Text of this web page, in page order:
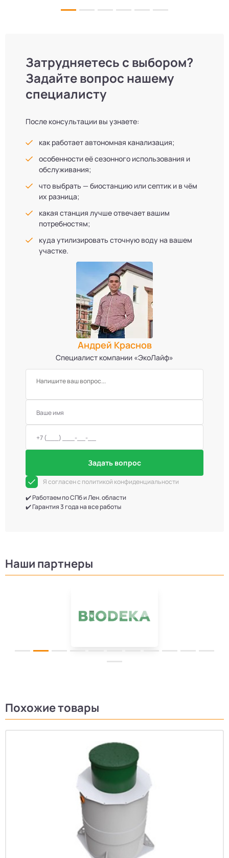
Затрудняетесь с выбором?
Задайте вопрос нашему
специалисту
После консультации вы узнаете:
как работает автономная канализация;
особенности её сезонного использования и
обслуживания;
что выбрать — биостанцию или септик и в чём
их разница;
какая станция лучше отвечает вашим
потребностям;
куда утилизировать сточную воду на вашем
участке.
Андрей Краснов
Специалист компании «ЭкоЛайф»
Задать вопрос
Я согласен с политикой конфиденциальности
✔️ Работаем по СПб и Лен. области
✔️ Гарантия 3 года на все работы
Наши партнеры
Похожие товары